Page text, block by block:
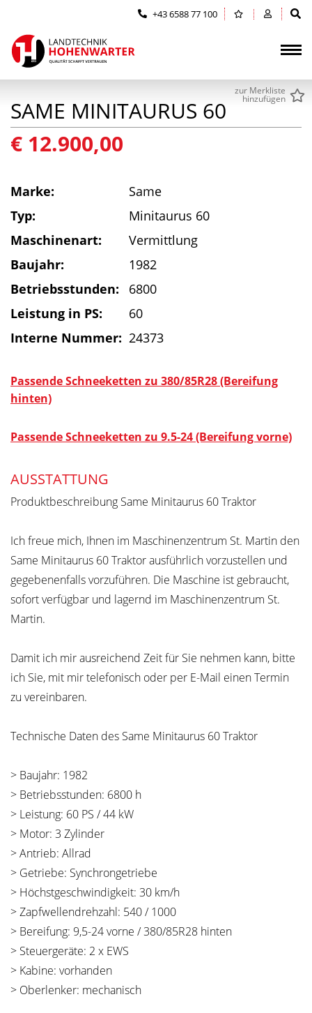
Zum Inhalt springen (Alt+0)
Zum Hauptmenü springen (Alt+1)
+43 6588 77 100
zur Merkliste
hinzufügen
SAME MINITAURUS 60
€ 12.900,00
Marke:
Same
Typ:
Minitaurus 60
Maschinenart:
Vermittlung
Baujahr:
1982
Betriebsstunden:
6800
Leistung in PS:
60
Interne Nummer: 24373
Passende Schneeketten zu 380/85R28 (Bereifung
hinten)
Passende Schneeketten zu 9.5-24 (Bereifung vorne)
AUSSTATTUNG
Produktbeschreibung Same Minitaurus 60 Traktor
Ich freue mich, Ihnen im Maschinenzentrum St. Martin den
Same Minitaurus 60 Traktor ausführlich vorzustellen und
gegebenenfalls vorzuführen. Die Maschine ist gebraucht,
sofort verfügbar und lagernd im Maschinenzentrum St.
Martin.
Damit ich mir ausreichend Zeit für Sie nehmen kann, bitte
ich Sie, mit mir telefonisch oder per E-Mail einen Termin
zu vereinbaren.
Technische Daten des Same Minitaurus 60 Traktor
> Baujahr: 1982
> Betriebsstunden: 6800 h
> Leistung: 60 PS / 44 kW
> Motor: 3 Zylinder
> Antrieb: Allrad
> Getriebe: Synchrongetriebe
> Höchstgeschwindigkeit: 30 km/h
> Zapfwellendrehzahl: 540 / 1000
> Bereifung: 9,5-24 vorne / 380/85R28 hinten
> Steuergeräte: 2 x EWS
> Kabine: vorhanden
> Oberlenker: mechanisch